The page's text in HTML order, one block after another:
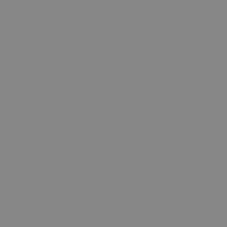
umani e bot.
rapporti
rapporti
di fornire la
dell'ospite
da inserzionisti
Microsoft MSN
sito Web tramite i